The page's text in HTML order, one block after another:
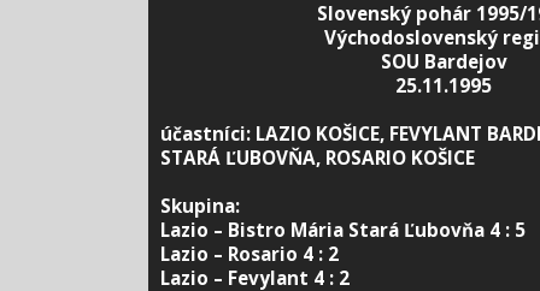
Slovenský pohár 1995/
Východoslovenský
SOU Bardejov
25.11.1995
účastníci: LAZIO KOŠICE, FEVYLANT
STARÁ ĽUBOVŇA, ROSARIO KOŠICE
Skupina:
Lazio – Bistro Mária Stará Ľubovňa 4 : 5
Lazio – Rosario 4 : 2
Lazio – Fevylant 4 : 2